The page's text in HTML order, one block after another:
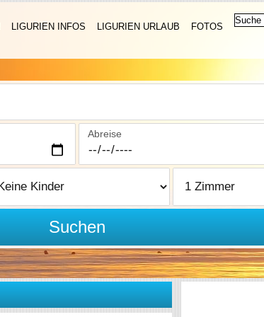
LIGURIEN INFOS LIGURIEN URLAUB FOTOS
Abreise
Suchen